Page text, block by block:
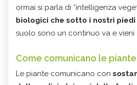
ormai si parla di “intelligenza
biologici che sotto i nostri piedi
suolo sono un continuo va e vieni
Come comunicano le piante
Le piante comunicano con